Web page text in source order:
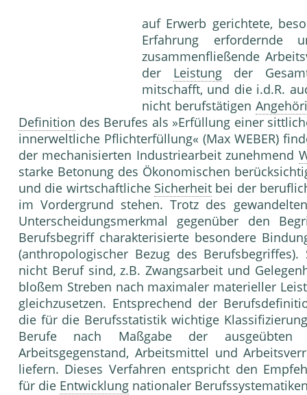
auf Erwerb gerichtete,
Erfahrung erfordernde
zusammenfließende
der Leistungder
mitschafft, und die i.d.R.
nicht berufstätigen
Definition des Berufes als »Erfüllung einer
innerweltliche Pflichterfüllung« (Max WEBER)
der mechanisierten Industriearbeit zunehmend
starke Betonung des Ökonomischen
und die wirtschaftliche Sicherheit bei der
im Vordergrund stehen. Trotz des
Unterscheidungsmerkmal gegenüber den
Berufsbegriff charakterisierte besondere
(anthropologischer Bezug des
nicht Beruf sind, z.B. Zwangsarbeit und
bloßem Streben nach maximaler materieller
gleichzusetzen. Entsprechend der
die für die Berufsstatistik wichtige
Berufe nach Maßgabe der
Arbeitsgegenstand, Arbeitsmittel und
liefern. Dieses Verfahren entspricht den
für die Entwicklung nationaler